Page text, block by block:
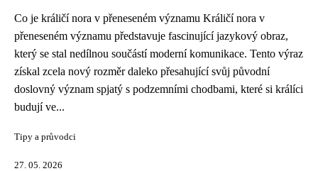
Co je králičí nora v přeneseném významu Králičí nora v
přeneseném významu představuje fascinující jazykový obraz,
který se stal nedílnou součástí moderní komunikace. Tento výraz
získal zcela nový rozměr daleko přesahující svůj původní
doslovný význam spjatý s podzemními chodbami, které si králíci
budují ve...
Tipy a průvodci
27. 05. 2026